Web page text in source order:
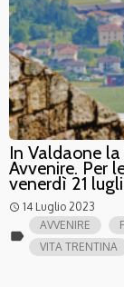
In Valdaone
Avvenire. Per
venerdì 21
access_time 14 Luglio 2023
label
AVVENIRE
VITA TRENTINA